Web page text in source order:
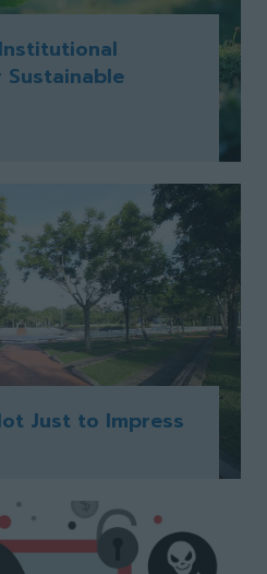
Sustainable
Just to Impress